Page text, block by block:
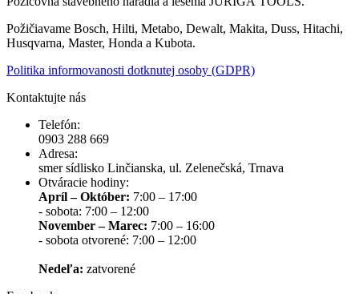
Požičiavame Bosch, Hilti, Metabo, Dewalt, Makita, Duss, Hitachi,
Husqvarna, Master, Honda a Kubota.
Politika informovanosti dotknutej osoby (GDPR)
Kontaktujte nás
Telefón:
0903 288 669
Adresa:
smer sídlisko Linčianska, ul. Zelenečská, Trnava
Otváracie hodiny:
Apríl – Október: 7:00 – 17:00
- sobota: 7:00 – 12:00
November – Marec: 7:00 – 16:00
- sobota otvorené: 7:00 – 12:00
Nedeľa: zatvorené